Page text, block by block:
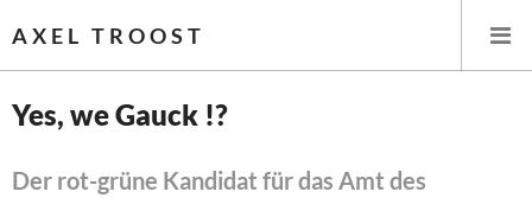
AXEL TROOST
Yes, we Gauck !?
Der rot-grüne Kandidat für das Amt des